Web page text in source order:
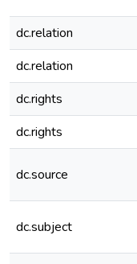
dc.relation
dc.relation
dc.rights
dc.rights
dc.source
dc.subject